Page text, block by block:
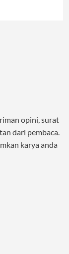
opini, surat
dari pembaca.
karya anda